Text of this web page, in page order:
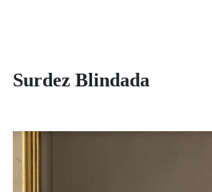
Surdez Blindada